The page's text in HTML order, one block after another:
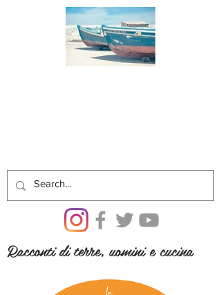
Racconti di terre, uomini e cucina